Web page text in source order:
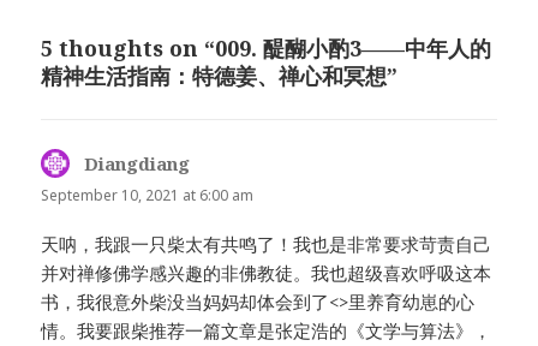
5 thoughts on “009. 醍醐小酌3——中年人的
精神生活指南：特德姜、禅心和冥想”
Diangdiang
September 10, 2021 at 6:00 am
天呐，我跟一只柴太有共鸣了！我也是非常要求苛责自己
并对禅修佛学感兴趣的非佛教徒。我也超级喜欢呼吸这本
书，我很意外柴没当妈妈却体会到了<>里养育幼崽的心
情。我要跟柴推荐一篇文章是张定浩的《文学与算法》，